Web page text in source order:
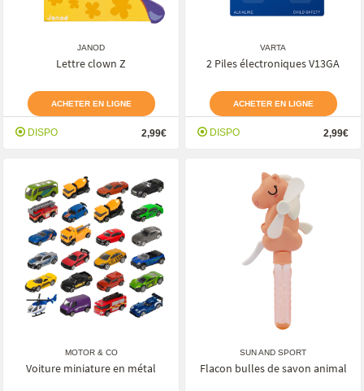
JANOD
Lettre clown Z
ACHETER EN LIGNE
DISPO 2,99€
VARTA
2 Piles électroniques V13GA
ACHETER EN LIGNE
DISPO 2,99€
MOTOR & CO
Voiture miniature en métal
SUN AND SPORT
Flacon bulles de savon animal